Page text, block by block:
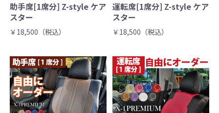
助手席[1席分] Z-style ケア
スター
￥18,500（税込）
運転席[1席分] Z-style ケア
スター
￥18,500（税込）